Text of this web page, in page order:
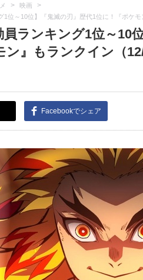
> 映画 >
1位～10位】『鬼滅の刃』歴代1位に！『ポケモ
員ランキング1位～10
ン』もランクイン（
Facebookでシェア